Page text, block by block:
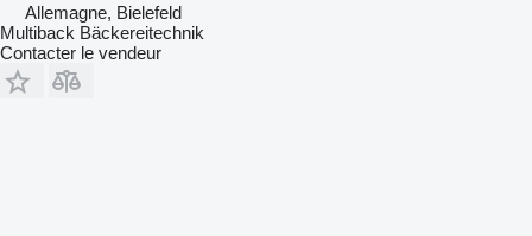
Allemagne, Bielefeld
Multiback Bäckereitechnik
Contacter le vendeur